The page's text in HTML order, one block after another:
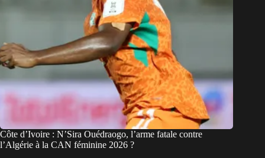
Côte d’Ivoire : N’Sira Ouédraogo, l’arme fatale contre
l’Algérie à la CAN féminine 2026 ?